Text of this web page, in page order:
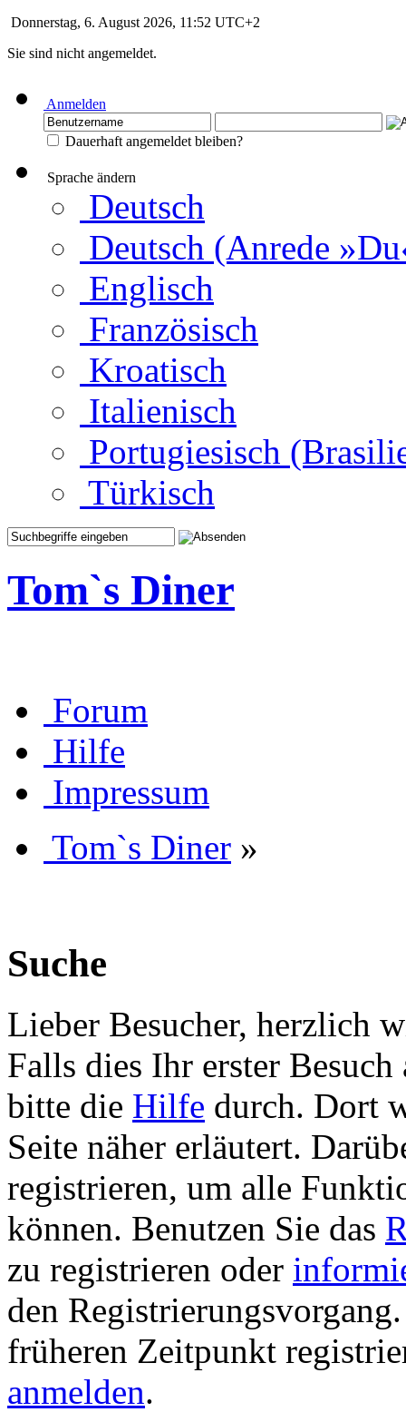
Donnerstag, 6. August 2026, 11:52 UTC+2
Sie sind nicht angemeldet.
Anmelden
Dauerhaft angemeldet bleiben?
Sprache ändern
Deutsch
Deutsch (Anrede
Englisch
Französisch
Kroatisch
Italienisch
Portugiesisch
Türkisch
Tom`s Diner
Forum
Hilfe
Impressum
Tom`s Diner »
Suche
Lieber Besucher, herzlich
Falls dies Ihr erster
bitte die Hilfe durch. Dort
Seite näher erläutert.
registrieren, um alle
können. Benutzen Sie das
zu registrieren oder
den
früheren Zeitpunkt
anmelden.